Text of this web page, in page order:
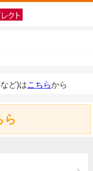
ど)はこちらから
ら